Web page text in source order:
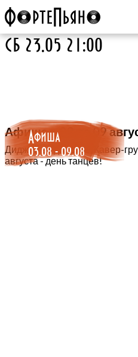
сб 23.05 21:00
Афиша
03.08 - 09.08
Афиша с 03 по 09
Диджей во дворике, Кавер-
августа - день танцев!